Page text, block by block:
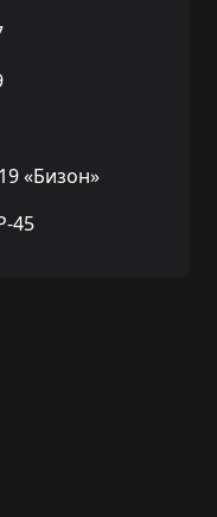
«Бизон»
45